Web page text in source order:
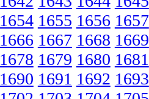
1654 1655 1656 1657
1666 1667 1668 1669
1678 1679 1680 1681
1690 1691 1692 1693